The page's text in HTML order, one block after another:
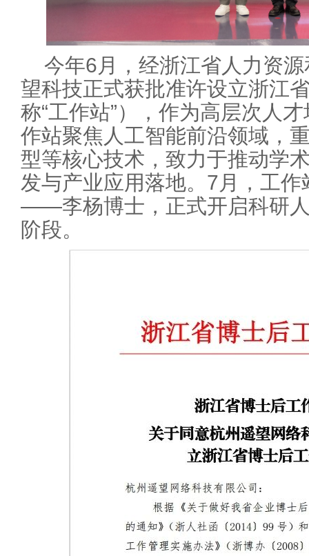
今年6月，经浙江省人力资
望科技正式获批准许设立浙江
称“工作站”），作为高层次人
作站聚焦人工智能前沿领域，
型等核心技术，致力于推动学
发与产业应用落地。7月，工
——李杨博士，正式开启科研
阶段。